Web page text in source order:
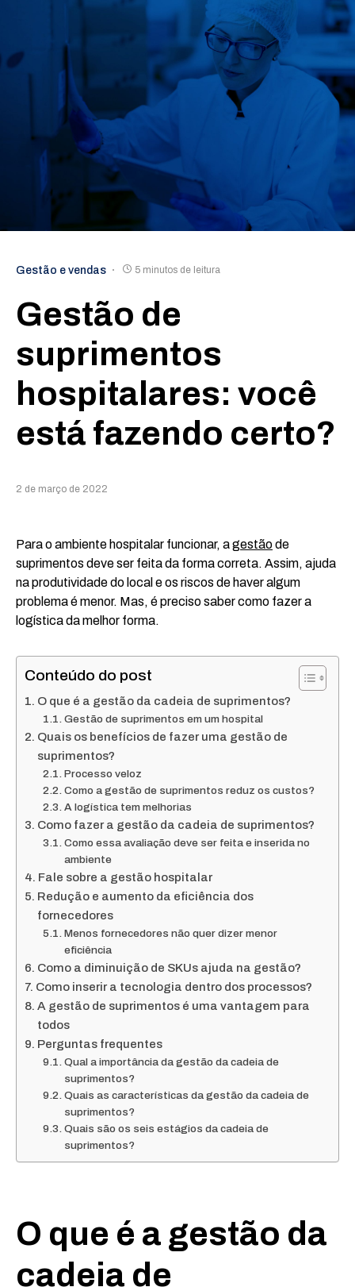
Gestão e vendas 5 minutos de leitura
Gestão de
suprimentos
hospitalares: você
está fazendo certo?
2 de março de 2022
Para o ambiente hospitalar funcionar, agestãode
suprimentos deve ser feita da forma correta. Assim, ajuda
na produtividade do local e os riscos de haver algum
problema é menor. Mas, é preciso saber como fazer a
logística da melhor forma.
Conteúdo do post
O que é a gestão da cadeia de suprimentos?
Gestão de suprimentos em um hospital
Quais os benefícios de fazer uma gestão de
suprimentos?
Processo veloz
Como a gestão de suprimentos reduz os custos?
A logística tem melhorias
Como fazer a gestão da cadeia de suprimentos?
Como essa avaliação deve ser feita e inserida no
ambiente
Fale sobre a gestão hospitalar
Redução e aumento da eficiência dos
fornecedores
Menos fornecedores não quer dizer menor
eficiência
Como a diminuição de SKUs ajuda na gestão?
Como inserir a tecnologia dentro dos processos?
A gestão de suprimentos é uma vantagem para
todos
Perguntas frequentes
Qual a importância da gestão da cadeia de
suprimentos?
Quais as características da gestão da cadeia de
suprimentos?
Quais são os seis estágios da cadeia de
suprimentos?
O que é a gestão da
cadeia de